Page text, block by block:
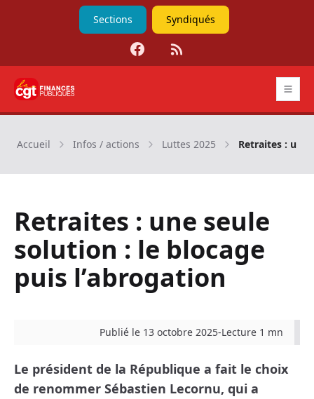
Sections Syndiqués
Facebook
RSS
CGT Finances publiques
Accueil Infos / actions Luttes 2025 Retraites : une
Retraites : une seule
solution : le blocage
puis l’abrogation
Publié le 13 octobre 2025-Lecture 1 mn
Le président de la République a fait le choix
de renommer Sébastien Lecornu, qui a